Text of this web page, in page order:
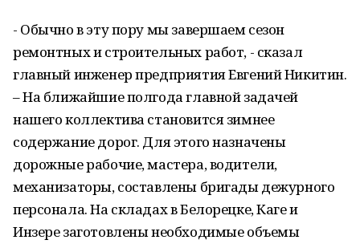
- Обычно в эту пору мы завершаем сезон
ремонтных и строительных работ, - сказал
главный инженер предприятия Евгений Никитин.
– На ближайшие полгода главной задачей
нашего коллектива становится зимнее
содержание дорог. Для этого назначены
дорожные рабочие, мастера, водители,
механизаторы, составлены бригады дежурного
персонала. На складах в Белорецке, Каге и
Инзере заготовлены необходимые объемы